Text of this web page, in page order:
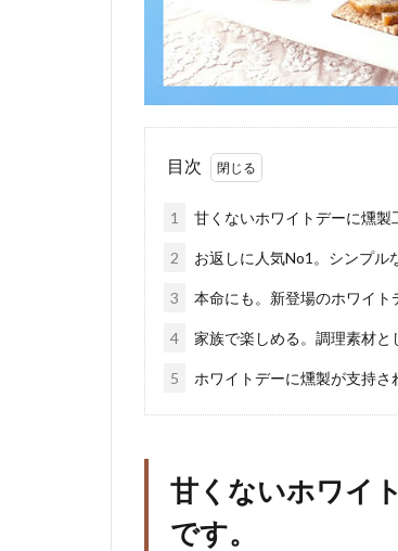
目次
1 甘くないホワイトデーに燻製
2 お返しに人気No1。シンプル
3 本命にも。新登場のホワイト
4 家族で楽しめる。調理素材
5 ホワイトデーに燻製が支持
甘くないホワイ
です。